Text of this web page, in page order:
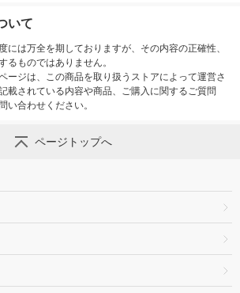
いて
には万全を期しておりますが、その内容の正確性、
るものではありません。
ージは、この商品を取り扱うストアによって運営さ
載されている内容や商品、ご購入に関するご質問
い合わせください。
ページトップへ